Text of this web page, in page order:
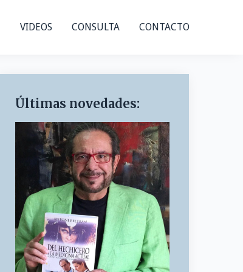
VIDEOS CONSULTA CONTACTO
Últimas novedades: